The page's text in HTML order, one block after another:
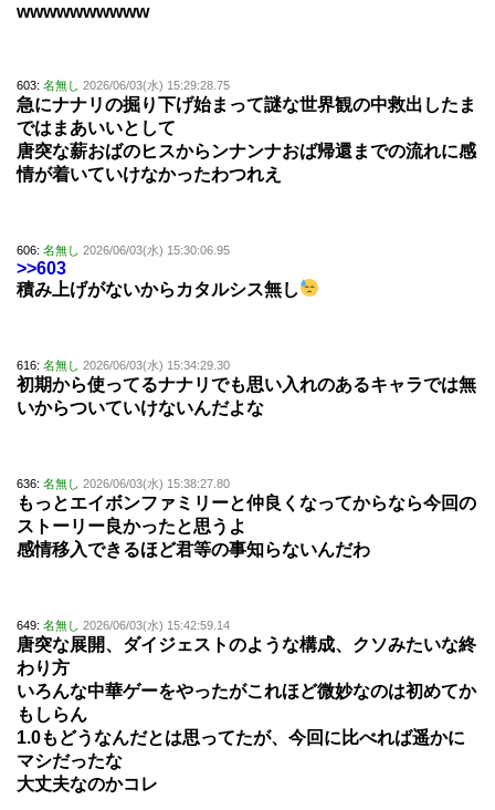
wwwwwwwwww
603: 名無し 2026/06/03(水) 15:29:28.75
急にナナリの掘り下げ始まって謎な世界観の中救出したま
ではまあいいとして
唐突な薪おばのヒスからンナンナおば帰還までの流れに感
情が着いていけなかったわつれえ
606: 名無し 2026/06/03(水) 15:30:06.95
>>603
積み上げがないからカタルシス無し
616: 名無し 2026/06/03(水) 15:34:29.30
初期から使ってるナナリでも思い入れのあるキャラでは無
いからついていけないんだよな
636: 名無し 2026/06/03(水) 15:38:27.80
もっとエイボンファミリーと仲良くなってからなら今回の
ストーリー良かったと思うよ
感情移入できるほど君等の事知らないんだわ
649: 名無し 2026/06/03(水) 15:42:59.14
唐突な展開、ダイジェストのような構成、クソみたいな終
わり方
いろんな中華ゲーをやったがこれほど微妙なのは初めてか
もしらん
1.0もどうなんだとは思ってたが、今回に比べれば遥かに
マシだったな
大丈夫なのかコレ